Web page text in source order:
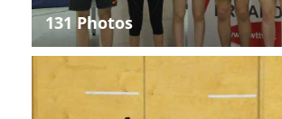
131 Photos